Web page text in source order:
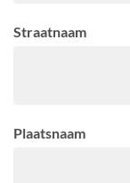
Straatnaam
Plaatsnaam